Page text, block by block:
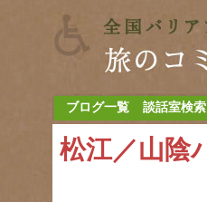
ブログ一覧 談話室検索
松江／山陰